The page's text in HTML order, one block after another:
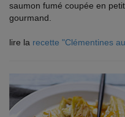
saumon fumé coupée en
gourmand.
lire la recette "Clémentines